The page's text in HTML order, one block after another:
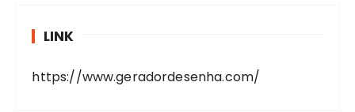
LINK
https://www.geradordesenha.com/